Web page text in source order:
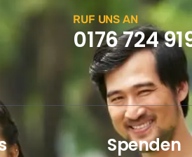
RUF UNS AN
0176 724
Spenden